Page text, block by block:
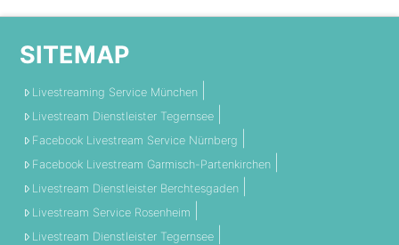
SITEMAP
Livestreaming Service München
Livestream Dienstleister Tegernsee
Facebook Livestream Service Nürnberg
Facebook Livestream Garmisch-Partenkirchen
Livestream Dienstleister Berchtesgaden
Livestream Service Rosenheim
Livestream Dienstleister Tegernsee